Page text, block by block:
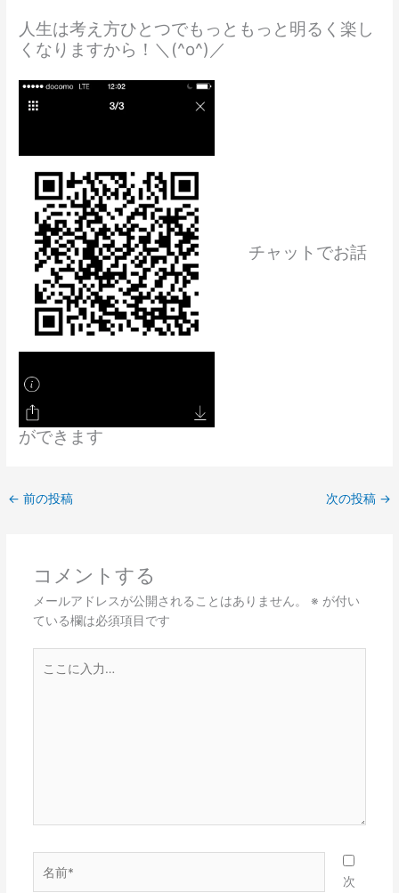
人生は考え方ひとつでもっともっと明るく楽し
くなりますから！＼(^o^)／
チャットでお話
ができます
← 前の投稿 次の投稿 →
コメントする
メールアドレスが公開されることはありません。 ※ が付い
ている欄は必須項目です
前
次